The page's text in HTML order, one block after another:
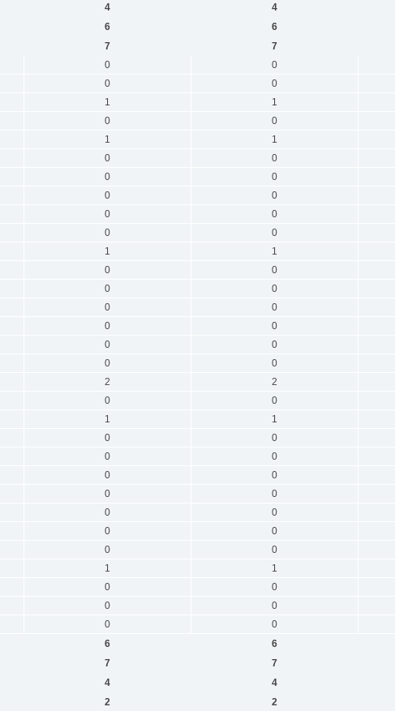
4 4
6 6
7 7
0 0
0 0
1 1
0 0
1 1
0 0
0 0
0 0
0 0
0 0
1 1
0 0
0 0
0 0
0 0
0 0
0 0
2 2
0 0
1 1
0 0
0 0
0 0
0 0
0 0
0 0
0 0
1 1
0 0
0 0
0 0
6 6
7 7
4 4
2 2